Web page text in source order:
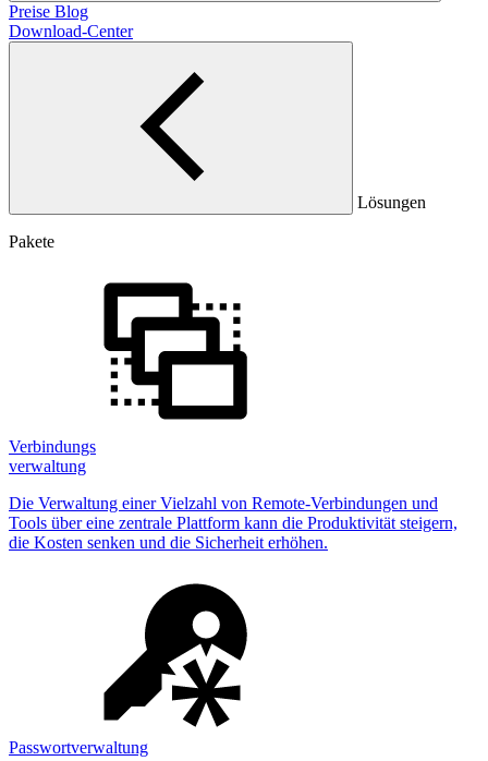
Preise Blog
Download-Center
Lösungen
Pakete
Verbindungs
verwaltung
Die Verwaltung einer Vielzahl von Remote-Verbindungen und
Tools über eine zentrale Plattform kann die Produktivität steigern,
die Kosten senken und die Sicherheit erhöhen.
Passwortverwaltung